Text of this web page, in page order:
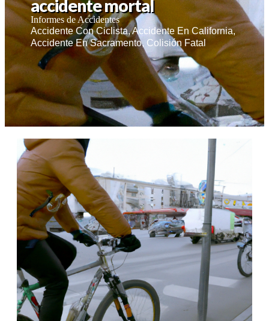
accidente mortal
Informes de Accidentes
Accidente Con Ciclista,Accidente En California,
Accidente En Sacramento, Colisión Fatal